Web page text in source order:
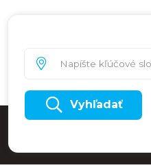
Vyhľadať